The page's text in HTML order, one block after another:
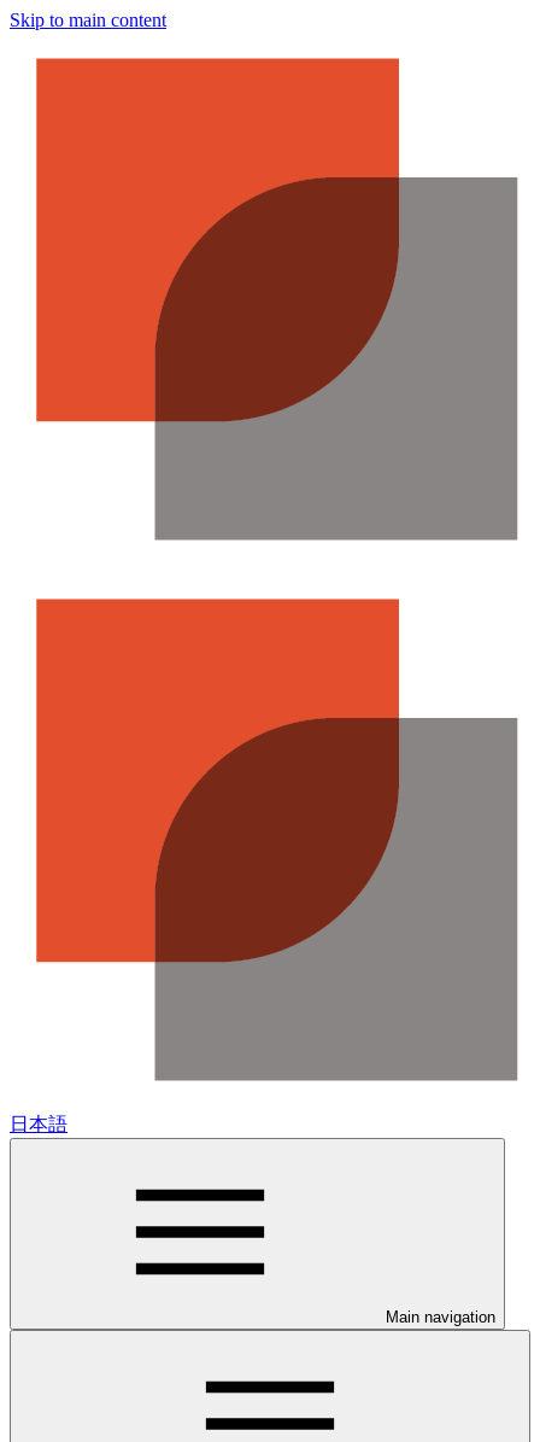
Skip to main content
日本語
Main navigation